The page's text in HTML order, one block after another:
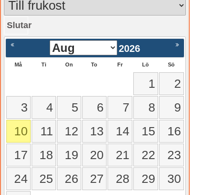
Slutar
Nästa >
2026
Må Ti On To Fr Lö Sö
1
2
3
4 5 6 7 8
9
10
11 12 13 14 15
16
17
18 19 20 21 22
23
24
25 26 27 28 29
30